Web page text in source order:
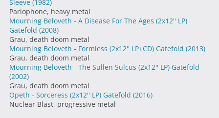
Sleeve (1982)
Parlophone, heavy metal
Mourning Beloveth - A Disease For The Ages (2x12'' LP)
Gatefold (2008)
Grau, death doom metal
Mourning Beloveth - Formless (2x12'' LP+CD) Gatefold (2013)
Grau, death doom metal
Mourning Beloveth - The Sullen Sulcus (2x12'' LP) Gatefold
(2002)
Grau, death doom metal
Opeth - Sorceress (2x12'' LP) Gatefold (2016)
Nuclear Blast, progressive metal